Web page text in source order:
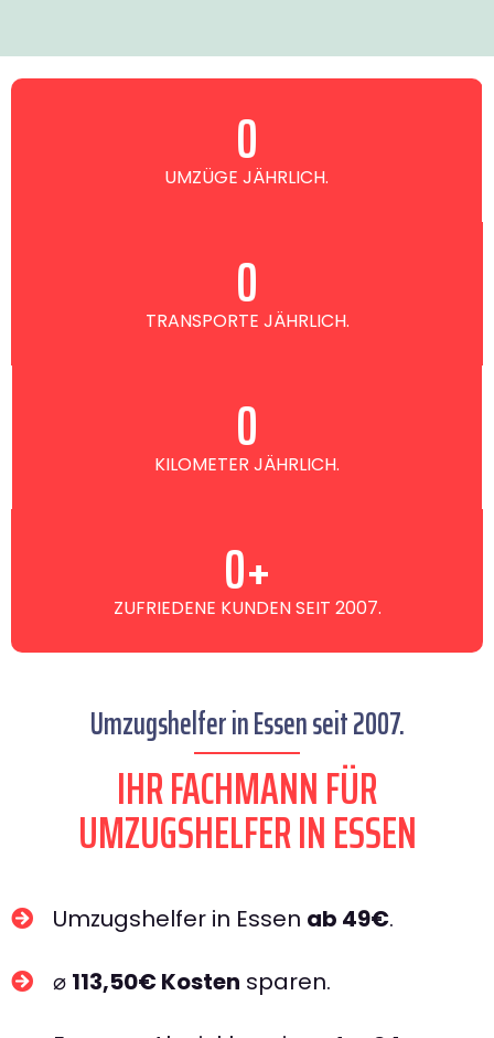
UMZÜGE JÄHRLICH.
0
TRANSPORTE JÄHRLICH.
0
KILOMETER JÄHRLICH.
0
ZUFRIEDENE KUNDEN SEIT 2007.
0+
Umzugshelfer in Essen seit 2007.
IHR FACHMANN FÜR
UMZUGSHELFER IN ESSEN​
Umzugshelfer in Essen ab 49€.
⌀ 113,50€ Kosten sparen.